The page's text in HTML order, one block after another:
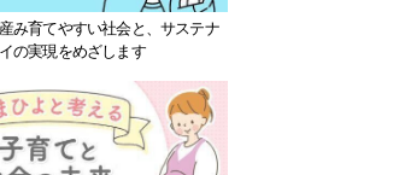
み育てやすい社会と、サステナ
の実現をめざします